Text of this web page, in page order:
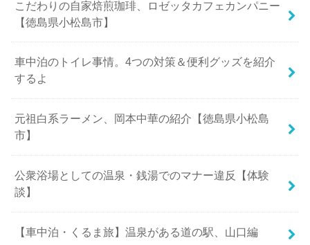
こだわりの自家焙煎珈琲、ロゼッタカフェカンパニー
【徳島県小松島市】
車中泊のトイレ事情。4つの対策＆便利グッズを紹介
するよ
元祖白系ラーメン、岡本中華の紹介【徳島県小松島
市】
公衆浴場としての温泉・銭湯でのマナー違反【体験
談】
【車中泊・くるま旅】温泉がある道の駅、山口編